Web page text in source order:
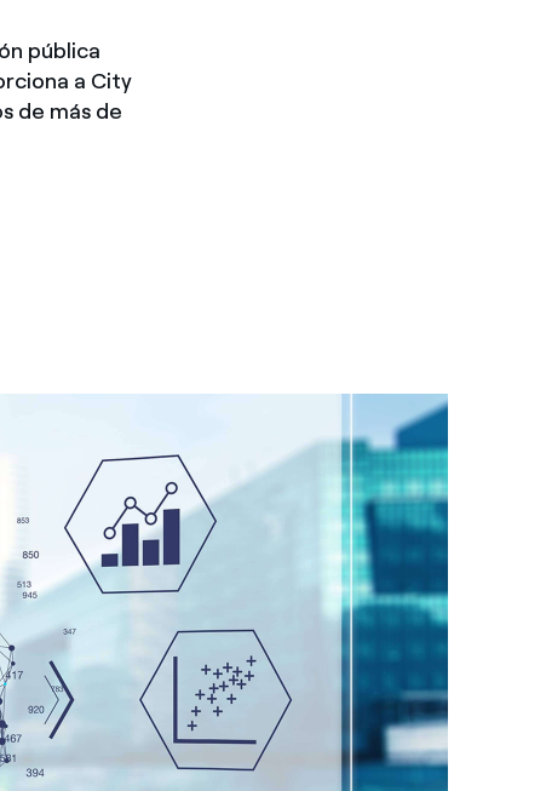
pública
a City
de más de